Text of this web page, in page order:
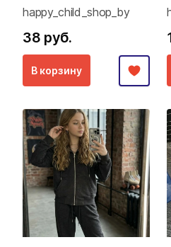
happy_child_shop_by
38 руб.
В корзину